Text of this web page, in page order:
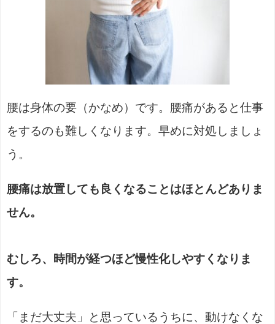
腰は身体の要（かなめ）です。腰痛があると仕事
をするのも難しくなります。早めに対処しましょ
う。
腰痛は放置しても良くなることはほとんどありま
せん。
むしろ、時間が経つほど慢性化しやすくなりま
す。
「まだ大丈夫」と思っているうちに、動けなくな